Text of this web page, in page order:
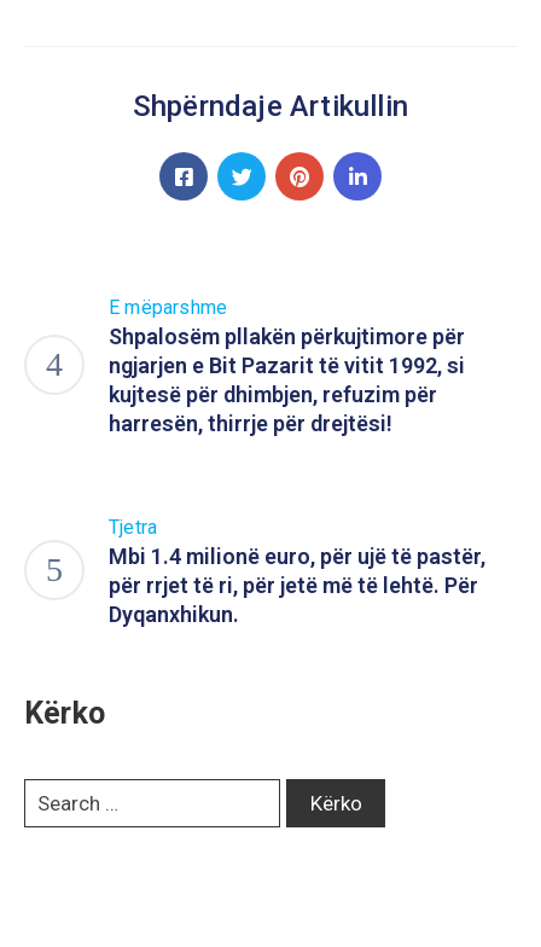
Shpërndaje Artikullin
E mëparshme
Shpalosëm pllakën përkujtimore për
ngjarjen e Bit Pazarit të vitit 1992, si
kujtesë për dhimbjen, refuzim për
harresën, thirrje për drejtësi!
Tjetra
Mbi 1.4 milionë euro, për ujë të pastër,
për rrjet të ri, për jetë më të lehtë. Për
Dyqanxhikun.
Kërko